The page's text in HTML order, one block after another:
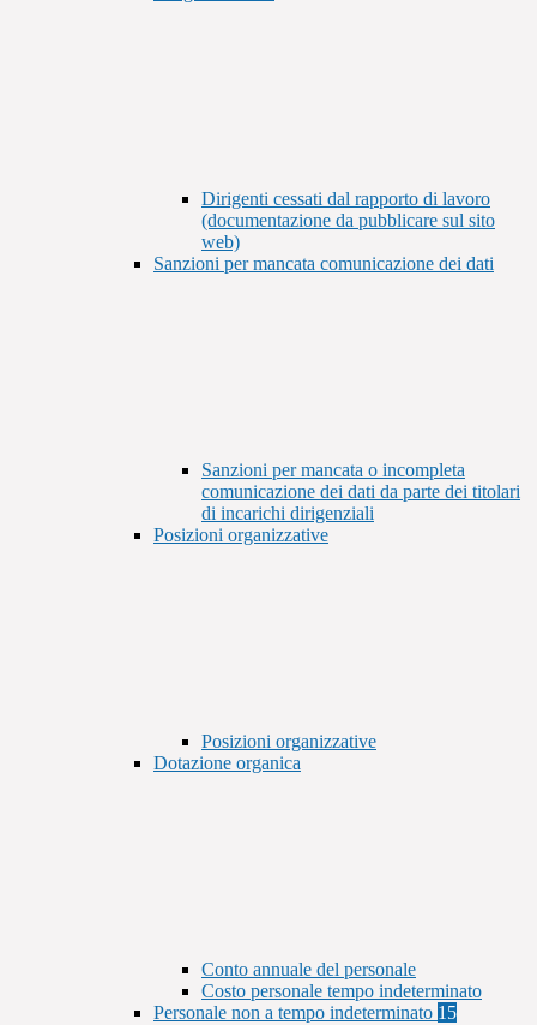
Dirigenti cessati dal rapporto di lavoro
(documentazione da pubblicare sul sito
web)
Sanzioni per mancata comunicazione dei dati
Sanzioni per mancata o incompleta
comunicazione dei dati da parte dei titolari
di incarichi dirigenziali
Posizioni organizzative
Posizioni organizzative
Dotazione organica
Conto annuale del personale
Costo personale tempo indeterminato
Personale non a tempo indeterminato 15